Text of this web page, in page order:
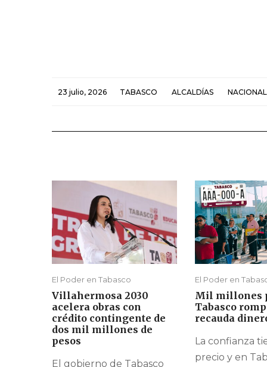
23 julio, 2026 TABASCO ALCALDÍAS NACIONAL
El Poder en Tabasco
Villahermosa 2030
acelera obras con
crédito contingente de
dos mil millones de
pesos
El gobierno de Tabasco
El Poder en
Mil millones
Tabasco
recauda
La confianza
precio y en